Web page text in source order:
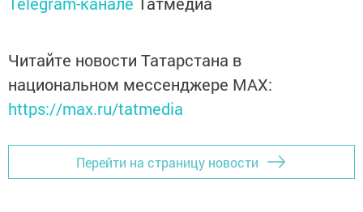
Читайте новости Татарстана в
национальном мессенджере MАХ:
https://max.ru/tatmedia
Перейти на страницу новости